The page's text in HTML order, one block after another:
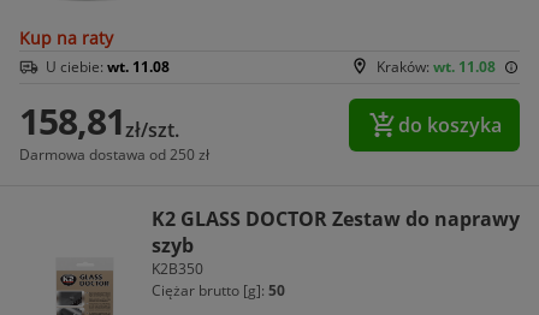
Kup na raty
Kraków: wt. 11.08
U ciebie: wt. 11.08
158,81zł/szt.
Darmowa dostawa od 250 zł
do koszyka
K2 GLASS DOCTOR Zestaw do naprawy
szyb
K2B350
Ciężar brutto [g]: 50